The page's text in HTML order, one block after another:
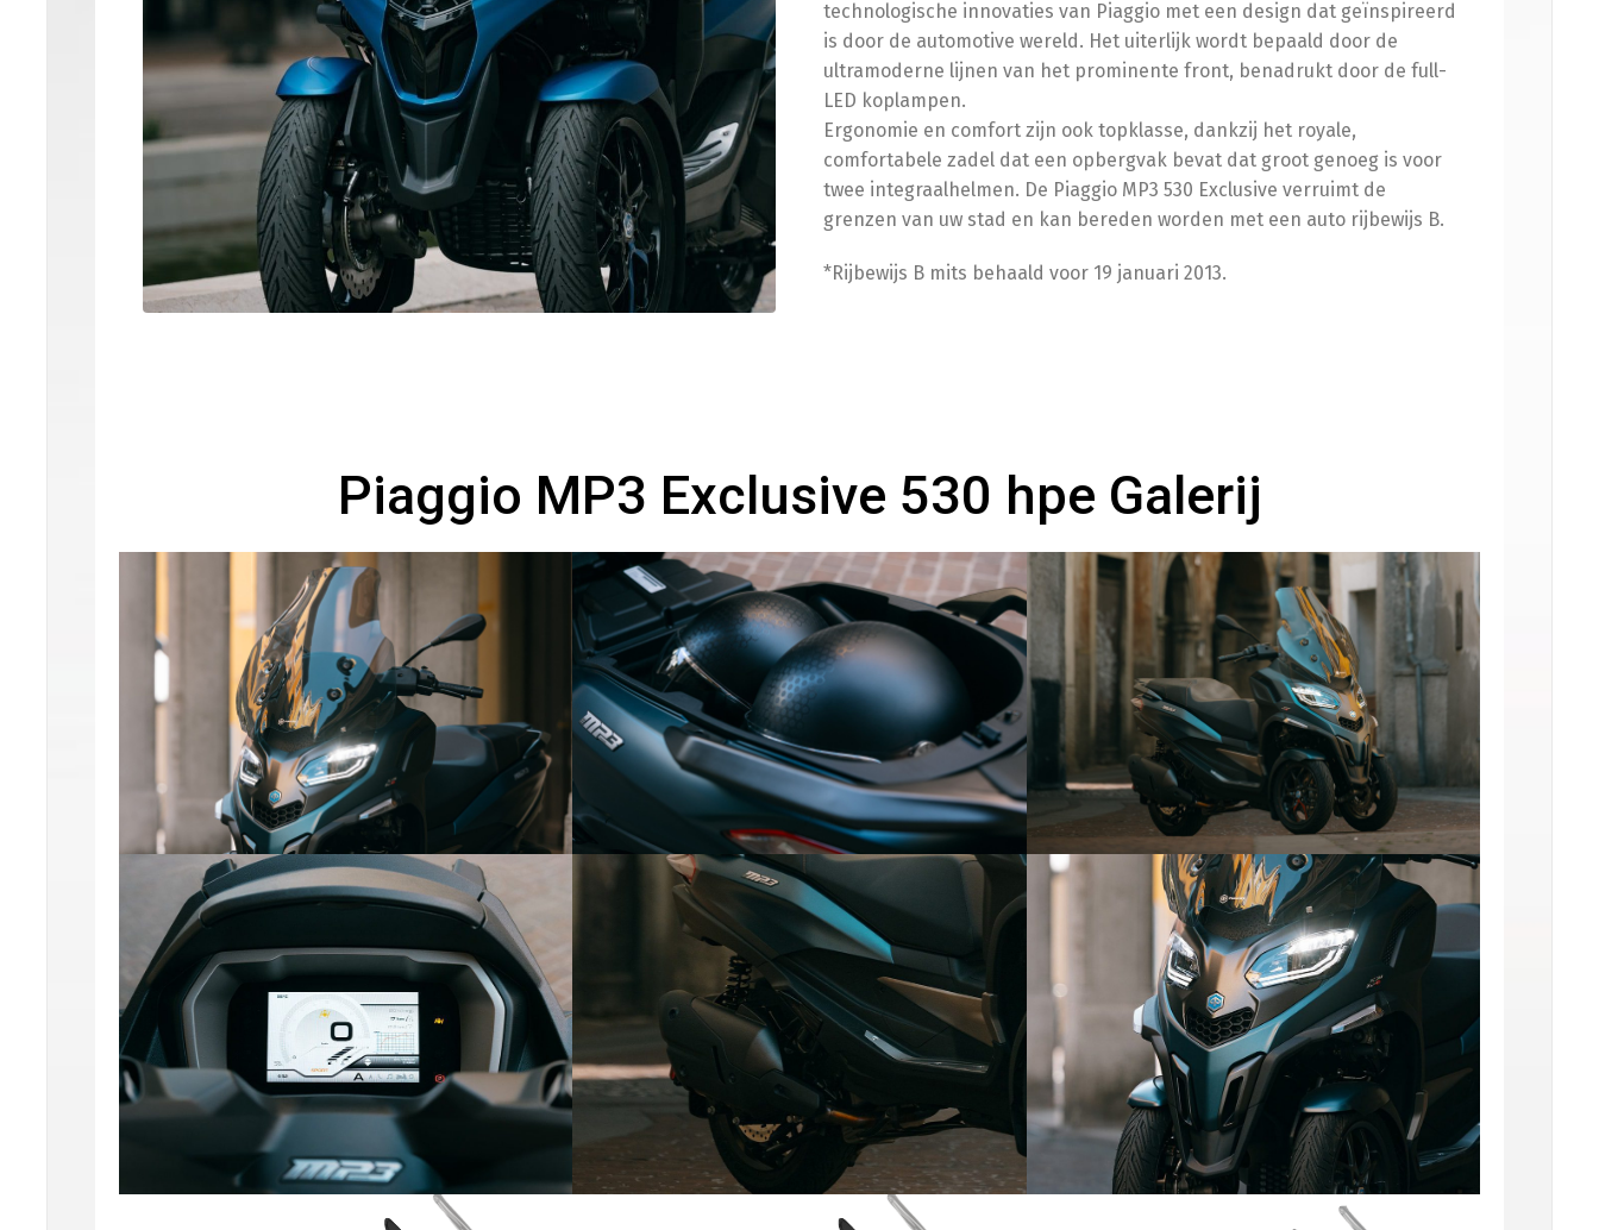
technologische innovaties van Piaggio met een design dat geïnspireerd
is door de automotive wereld. Het uiterlijk wordt bepaald door de
ultramoderne lijnen van het prominente front, benadrukt door de full-
LED koplampen.
Ergonomie en comfort zijn ook topklasse, dankzij het royale,
comfortabele zadel dat een opbergvak bevat dat groot genoeg is voor
twee integraalhelmen. De Piaggio MP3 530 Exclusive verruimt de
grenzen van uw stad en kan bereden worden met een auto rijbewijs B.
*Rijbewijs B mits behaald voor 19 januari 2013.
Piaggio MP3 Exclusive 530 hpe Galerij